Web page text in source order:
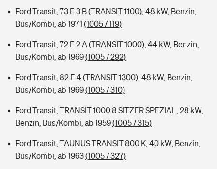
Ford Transit, 73 E 3 B (TRANSIT 1100), 48 kW, Benzin,
Bus/Kombi, ab 1971 (1005 / 119)
Ford Transit, 72 E 2 A (TRANSIT 1000), 44 kW, Benzin,
Bus/Kombi, ab 1969(1005 / 292)
Ford Transit, 82 E 4 (TRANSIT 1300), 48 kW, Benzin,
Bus/Kombi, ab 1969(1005 / 310)
Ford Transit, TRANSIT 1000 8 SITZER SPEZIAL, 28 kW,
Benzin, Bus/Kombi, ab 1959(1005 / 315)
Ford Transit, TAUNUS TRANSIT 800 K, 40 kW, Benzin,
Bus/Kombi, ab 1963(1005 / 327)